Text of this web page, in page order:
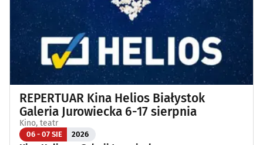
Koncerty muzyki poważnej(1)
Kino, teatr(103)
Wernisaże, wydarzenia artystyczne (4)
Wystawy(25)
Wydarzenia sportowe i rekreacyjne
REPERTUAR Kina Helios Białystok
Galeria Jurowiecka 6-17 sierpnia
Kino, teatr
06 - 07 SIE 2026